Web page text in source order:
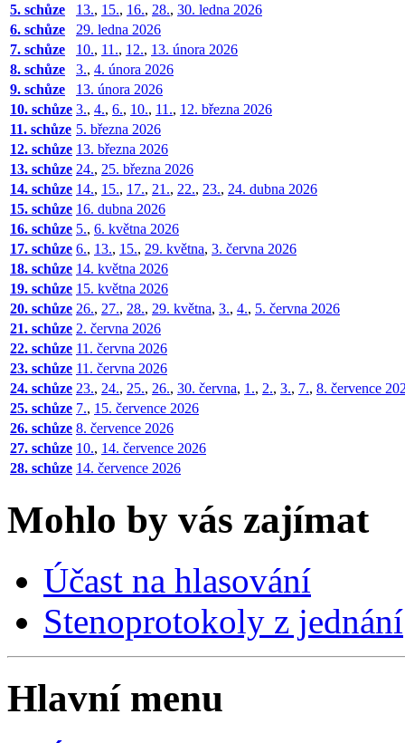
5. schůze
13., 15., 16., 28., 30. ledna 2026
6. schůze
29. ledna 2026
7. schůze
10., 11., 12., 13. února 2026
8. schůze
3., 4. února 2026
9. schůze
13. února 2026
10. schůze 3., 4., 6., 10., 11., 12. března 2026
11. schůze 5. března 2026
12. schůze 13. března 2026
13. schůze 24., 25. března 2026
14. schůze 14., 15., 17., 21., 22., 23., 24. dubna 2026
15. schůze 16. dubna 2026
16. schůze 5., 6. května 2026
17. schůze 6., 13., 15., 29. května, 3. června 2026
18. schůze 14. května 2026
19. schůze 15. května 2026
20. schůze 26., 27., 28., 29. května, 3., 4., 5. června 2026
21. schůze 2. června 2026
22. schůze 11. června 2026
23. schůze 11. června 2026
24. schůze 23., 24., 25., 26., 30. června, 1., 2., 3., 7., 8. července
25. schůze 7., 15. července 2026
26. schůze 8. července 2026
27. schůze 10., 14. července 2026
28. schůze 14. července 2026
Mohlo by vás zajímat
Účast na hlasování
Stenoprotokoly z jednání
Hlavní menu